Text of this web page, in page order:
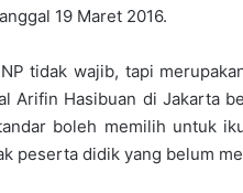
19 Maret 2016.
tidak wajib, tapi
Arifin Hasibuan di Jakarta
boleh memilih untuk
peserta didik yang belum